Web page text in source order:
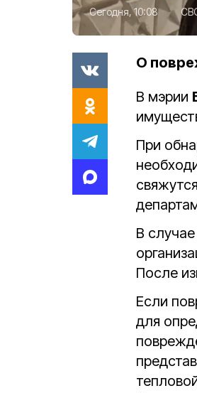
Сегодня, 10:08
О
В мэрии
При
В
После
Если
для